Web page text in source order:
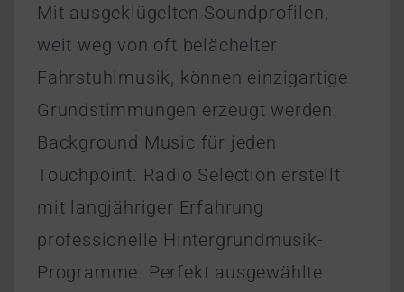
Mit ausgeklügelten Soundprofilen,
weit weg von oft belächelter
Fahrstuhlmusik, können einzigartige
Grundstimmungen erzeugt werden.
Background Music für jeden
Touchpoint. Radio Selection erstellt
mit langjähriger Erfahrung
professionelle Hintergrundmusik-
Programme. Perfekt ausgewählte